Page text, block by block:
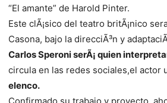
“El amante” de Harold Pinter.
Este clÃ¡sico del teatro britÃ¡nico
Casona, bajo la direcciÃ³n y
Carlos Speroni serÃ¡ quien
circula en las redes sociales,el actor
elenco.